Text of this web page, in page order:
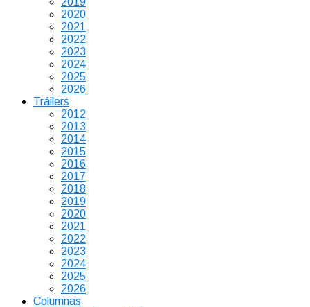
2020
2021
2022
2023
2024
2025
2026
Tráilers
2012
2013
2014
2015
2016
2017
2018
2019
2020
2021
2022
2023
2024
2025
2026
Columnas